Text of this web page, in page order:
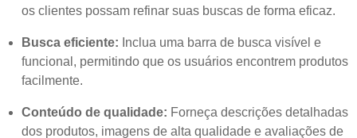
os clientes possam refinar suas buscas de forma eficaz.
Busca eficiente: Inclua uma barra de busca visível e
funcional, permitindo que os usuários encontrem produtos
facilmente.
Conteúdo de qualidade: Forneça descrições detalhadas
dos produtos, imagens de alta qualidade e avaliações de